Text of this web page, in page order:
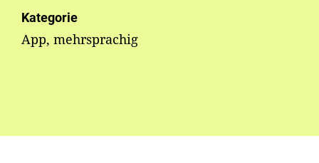
Kategorie
App, mehrsprachig